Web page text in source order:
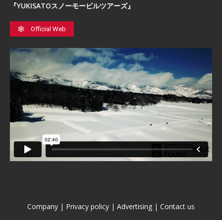
『YUKISATOスノーモービルツアーズ』
Official Web
Company | Privacy policy | Advertising | Contact us